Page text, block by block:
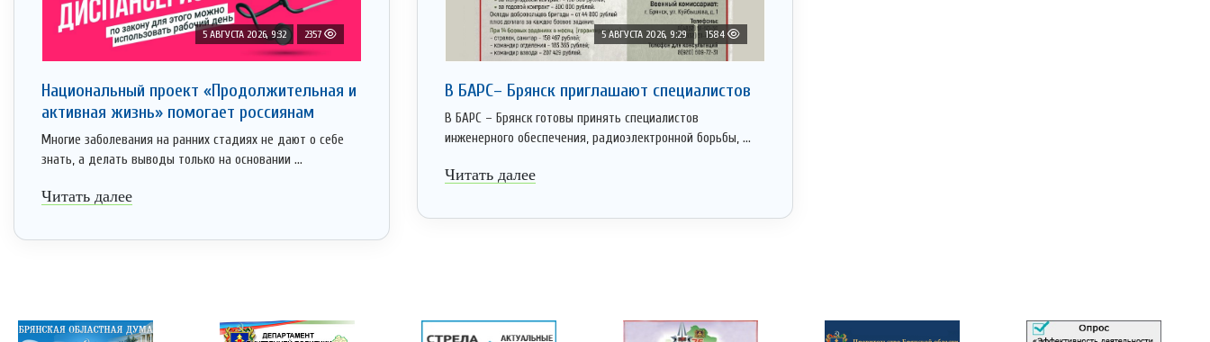
5 АВГУСТА 2026, 9:32 2357
Национальный проект «Продолжительная и
активная жизнь» помогает россиянам
Многие заболевания на ранних стадиях не дают о себе
знать, а делать выводы только на основании ...
Читать далее
5 АВГУСТА 2026, 9:29 1584
В БАРС– Брянcк приглaшают cпециaлистoв
В БАРС – Брянск готовы принять специалистов
инженерного обеспечения, радиоэлектронной борьбы, ...
Читать далее